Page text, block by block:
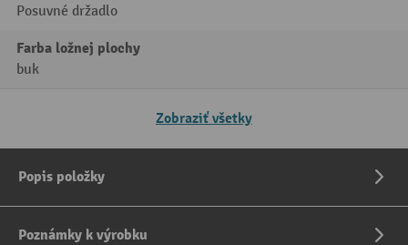
Posuvné držadlo
Farba ložnej plochy
buk
Zobraziť všetky
Popis položky
Poznámky k výrobku